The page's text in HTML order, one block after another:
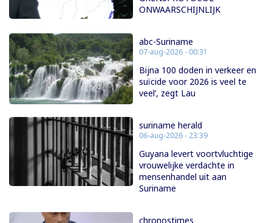
ONWAARSCHIJNLIJK
abc-Suriname
07-aug-2026 - 00:31
Bijna 100 doden in verkeer en
suïcide voor 2026 is veel te
veel’, zegt Lau
suriname herald
06-aug-2026 - 23:39
Guyana levert voortvluchtige
vrouwelijke verdachte in
mensenhandel uit aan
Suriname
chronostimes